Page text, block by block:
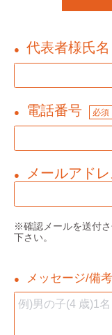
● 代表者様氏名
● 電話番号 必須
● メールアドレ
※確認メールを送付
下さい。
● メッセージ/備考